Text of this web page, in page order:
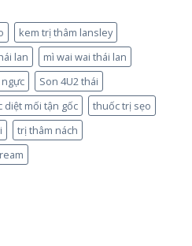
kem trị thâm lansley
lan
mì wai wai thái lan
Son 4U2 thái
diệt mối tận gốc
thuốc trị sẹo
trị thâm nách